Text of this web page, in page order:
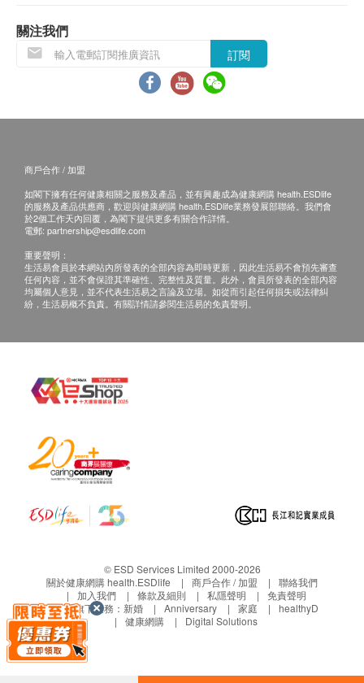
退換條款：
當顧客收取已訂購之貨品時，有責任檢查貨品是否
有損毀情況，一經確認簽收，恕不接受退換。
退換產品必須包裝完整，如退換之產品有任何殘缺
康網購health.ESDlife 客戶服務部跟進。
關注我們
訂閱
商戶合作 / 加盟
如閣下擁有任何健康相關之服務及產品，並有興趣成為健康網購 health.ESDlife
的服務及產品供應商，歡迎與健康網購 health.ESDlife業務發展部聯絡。我們會
於2個工作天內回覆，為閣下提供更多有關合作詳情。
電郵: partnership@esdlife.com
重要聲明：
生活易會員於本網站內所發表的全部內容為即時更新，因此生活易不會預先審查
任何內容，並不會保證其準確性、完整性及質量。此外，會員所發表的全部內容
均屬個人意見，並不代表生活易之言論及立場。如從而引起任何損失或法律糾
紛，生活易概不負責。有關詳情請參閱生活易的免責聲明。
© ESD Services Limited 2000-2026
關於健康網購 health.ESDlife
商戶合作 / 加盟
聯絡我們
加入我們
條款及細則 私隱聲明
免責聲明
生活易旗下業務： 新婚 Anniversary 家庭
healthyD
健康網購
Digital Solutions